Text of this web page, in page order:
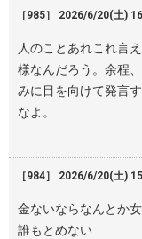
［985］ 2026/6/20(土)
人のことあれこれ言
様なんだろう。余程
みに目を向けて発言
なよ。
［984］ 2026/6/20(土)
金ないならなんとか
誰もとめない